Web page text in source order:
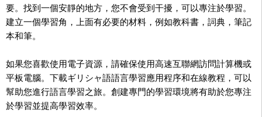
要。找到一個安靜的地方，您不會受到干擾，可以專注於學習。
建立一個學習角，上面有必要的材料，例如教科書，詞典，筆記
本和筆。
如果您喜歡使用電子資源，請確保使用高速互聯網訪問計算機或
平板電腦。下載ギリシャ語語言學習應用程序和在線教程，可以
幫助您進行語言學習之旅。創建專門的學習環境將有助於您專注
於學習並提高學習效率。